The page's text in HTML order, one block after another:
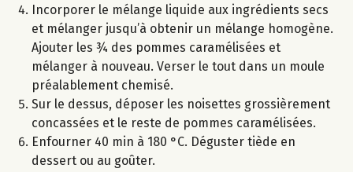
Incorporer le mélange liquide aux ingrédients secs
et mélanger jusqu’à obtenir un mélange homogène.
Ajouter les ¾ des pommes caramélisées et
mélanger à nouveau. Verser le tout dans un moule
préalablement chemisé.
Sur le dessus, déposer les noisettes grossièrement
concassées et le reste de pommes caramélisées.
Enfourner 40 min à 180 °C. Déguster tiède en
dessert ou au goûter.